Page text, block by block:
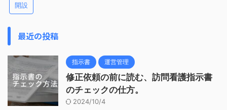
開設
最近の投稿
指示書 運営管理
修正依頼の前に読む、訪問看護指示書
のチェックの仕方。
2024/10/4